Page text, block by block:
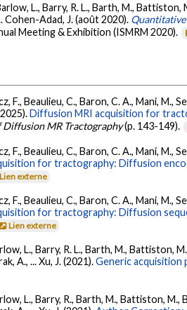
L., Barry, R. L., Barth, M., Battiston,
Cohen-Adad, J. (août 2020).
Meeting & Exhibition (ISMRM 2020).
Beaulieu, C., Baron, C. A., Mani, M.,
Diffusion MRI acquisition for
Diffusion MR Tractography(p. 143-149).
Beaulieu, C., Baron, C. A., Mani, M.,
for tractography: Diffusion
Lien externe
Beaulieu, C., Baron, C. A., Mani, M.,
for tractography: Diffusion
Lien externe
L., Barry, R. L., Barth, M., Battiston,
A., ... Xu, J. (2021).Generic
L., Barry, R., Barth, M., Battiston, M.,